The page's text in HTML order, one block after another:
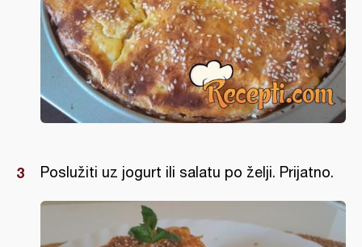
Poslužiti uz jogurt ili salatu po želji. Prijatno.